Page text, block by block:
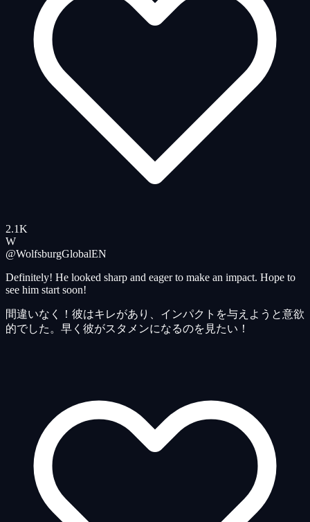
2.1K
W
@WolfsburgGlobalEN
Definitely! He looked sharp and eager to make an impact. Hope to
see him start soon!
間違いなく！彼はキレがあり、インパクトを与えようと意欲
的でした。早く彼がスタメンになるのを見たい！